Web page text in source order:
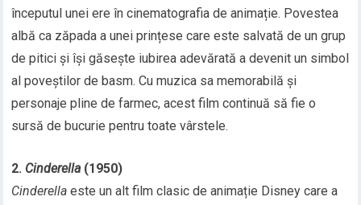
începutul unei ere în cinematografia de animație. Povestea
albă ca zăpada a unei prințese care este salvată de un grup
de pitici și își găsește iubirea adevărată a devenit un simbol
al poveștilor de basm. Cu muzica sa memorabilă și
personaje pline de farmec, acest film continuă să fie o
sursă de bucurie pentru toate vârstele.
2. Cinderella (1950)
Cinderella este un alt film clasic de animație Disney care a